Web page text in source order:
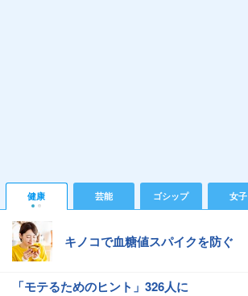
健康 芸能 ゴシップ 女子
キノコで血糖値スパイクを防ぐ
「モテるためのヒント」326人に